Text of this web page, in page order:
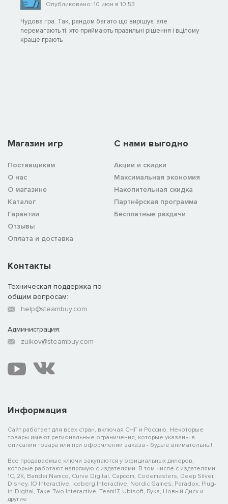
Опубликовано: 10 июн в 10:53
Чудова гра. Так, рандом багато що вирішує, але
перемагають ті, хто приймають правильні рішення і вцілому
краще грають
Магазин игр
Поставщикам
О нас
О магазине
Каталог
Гарантии
Отзывы
Оплата и доставка
C нами выгодно
Акции и скидки
Максимальная экономия
Накопительная скидка
Партнёрская программа
Бесплатные раздачи
Информация
Сайт работает для всех стран, включая СНГ и Россию. Некоторые
товары имеют региональные ограничения, которые указаны в
описании товара или при оформлении заказа - будьте внимательны!
Все продаваемые ключи закупаются у официальных дилеров,
которые работают напрямую с издателями. В том числе с издателями:
1C, 2K, Bandai Namco, Curve Digital, Capcom, Codemasters, Deep Silver,
Disney, IO Interactive, Iceberg Interactive, Nordic Games, Paradox, Plug-
in-Digital, Take-Two Interactive, Team17, Ubisoft, Бука, Новый Диск и
другие
Контакты
Техническая поддержка по
общим вопросам:
help@steambuy.com
Администрация:
zuikov@steambuy.com